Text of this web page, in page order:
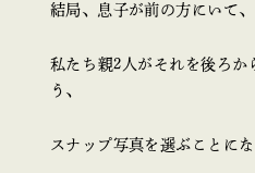
結局、息子が前の方にいて、
私たち親2人がそれを後ろか
う、
スナップ写真を選ぶことにな